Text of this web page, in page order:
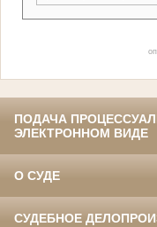
ПОДАЧА
ЭЛЕКТРОННОМ ВИДЕ
О СУДЕ
СУДЕБНОЕ